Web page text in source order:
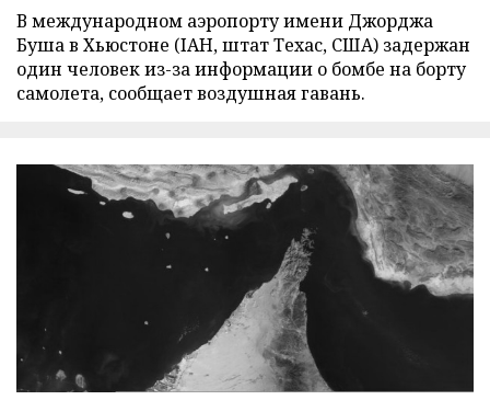
В международном аэропорту имени Джорджа
Буша в Хьюстоне (IAH, штат Техас, США) задержан
один человек из-за информации о бомбе на борту
самолета, сообщает воздушная гавань.